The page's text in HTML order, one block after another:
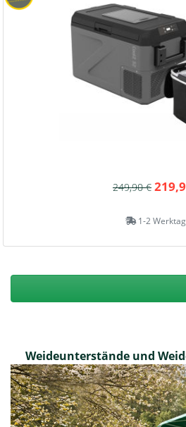
249,90 €
1-2
Weideunterstände und